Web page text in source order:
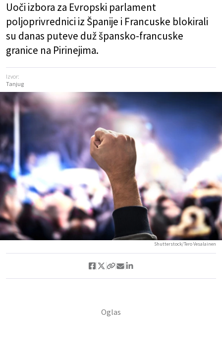
Uoči izbora za Evropski parlament
poljoprivrednici iz Španije i Francuske blokirali
su danas puteve duž špansko-francuske
granice na Pirinejima.
Izvor:
Tanjug
Shutterstock/Tero Vesalainen